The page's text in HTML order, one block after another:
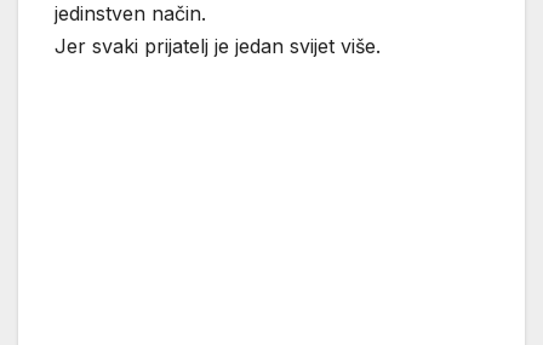
jedinstven način.
Jer svaki prijatelj je jedan svijet više.